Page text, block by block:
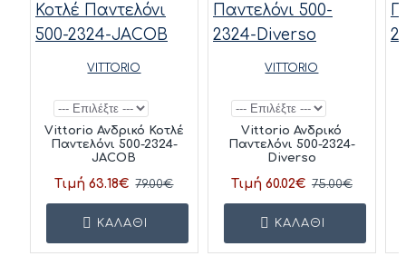
VITTORIO
Vittorio Ανδρικό Κοτλέ
Παντελόνι 500-2324-
JACOB
Τιμή 63.18€ 79.00€
ΚΑΛΆΘΙ
VITTORIO
Vittorio Ανδρικό
Παντελόνι 500-2324-
Diverso
Τιμή 60.02€ 75.00€
ΚΑΛΆΘΙ